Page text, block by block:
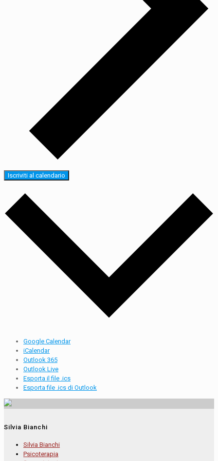
Iscriviti al calendario
Google Calendar
iCalendar
Outlook 365
Outlook Live
Esporta il file .ics
Esporta file .ics di Outlook
Silvia Bianchi
Silvia Bianchi
Psicoterapia